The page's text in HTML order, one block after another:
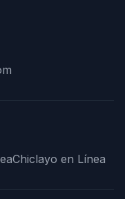
Chiclayo en Línea